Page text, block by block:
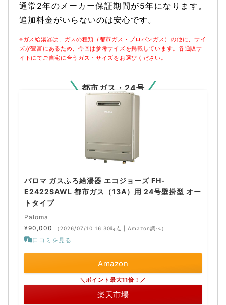
通常2年のメーカー保証期間が5年になります。
追加料金がいらないのは安心です。
※ガス給湯器は、ガスの種類（都市ガス・プロパンガス）の他に、サイ
ズが豊富にあるため、今回は参考サイズを掲載しています。各通販サ
イトにてご自宅に合うガス・サイズをお選びください。
都市ガス・24号
パロマ ガスふろ給湯器 エコジョーズ FH-
E2422SAWL 都市ガス（13A）用 24号壁掛型 オー
トタイプ
Paloma
¥90,000
（2026/07/10 16:30時点 | Amazon調べ）
口コミを見る
Amazon
＼ポイント最大11倍！／
楽天市場